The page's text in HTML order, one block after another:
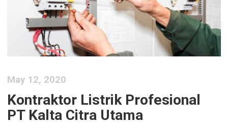
May 12, 2020
Kontraktor Listrik Profesional
PT Kalta Citra Utama